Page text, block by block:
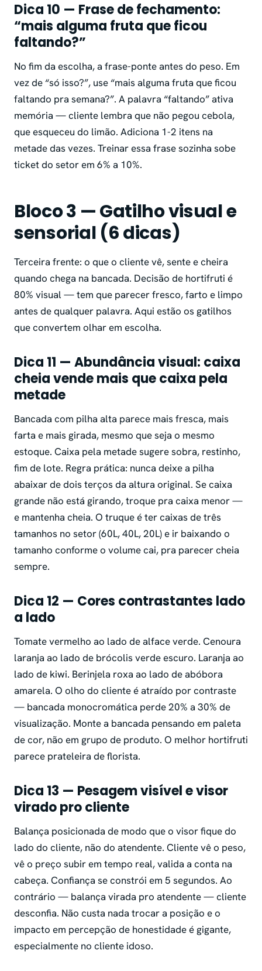
Dica 10 — Frase de fechamento:
“mais alguma fruta que ficou
faltando?”
No fim da escolha, a frase-ponte antes do peso. Em
vez de “só isso?”, use “mais alguma fruta que ficou
faltando pra semana?”. A palavra “faltando” ativa
memória — cliente lembra que não pegou cebola,
que esqueceu do limão. Adiciona 1-2 itens na
metade das vezes. Treinar essa frase sozinha sobe
ticket do setor em 6% a 10%.
Bloco 3 — Gatilho visual e
sensorial (6 dicas)
Terceira frente: o que o cliente vê, sente e cheira
quando chega na bancada. Decisão de hortifruti é
80% visual — tem que parecer fresco, farto e limpo
antes de qualquer palavra. Aqui estão os gatilhos
que convertem olhar em escolha.
Dica 11 — Abundância visual: caixa
cheia vende mais que caixa pela
metade
Bancada com pilha alta parece mais fresca, mais
farta e mais girada, mesmo que seja o mesmo
estoque. Caixa pela metade sugere sobra, restinho,
fim de lote. Regra prática: nunca deixe a pilha
abaixar de dois terços da altura original. Se caixa
grande não está girando, troque pra caixa menor —
e mantenha cheia. O truque é ter caixas de três
tamanhos no setor (60L, 40L, 20L) e ir baixando o
tamanho conforme o volume cai, pra parecer cheia
sempre.
Dica 12 — Cores contrastantes lado
a lado
Tomate vermelho ao lado de alface verde. Cenoura
laranja ao lado de brócolis verde escuro. Laranja ao
lado de kiwi. Berinjela roxa ao lado de abóbora
amarela. O olho do cliente é atraído por contraste
— bancada monocromática perde 20% a 30% de
visualização. Monte a bancada pensando em paleta
de cor, não em grupo de produto. O melhor hortifruti
parece prateleira de florista.
Dica 13 — Pesagem visível e visor
virado pro cliente
Balança posicionada de modo que o visor fique do
lado do cliente, não do atendente. Cliente vê o peso,
vê o preço subir em tempo real, valida a conta na
cabeça. Confiança se constrói em 5 segundos. Ao
contrário — balança virada pro atendente — cliente
desconfia. Não custa nada trocar a posição e o
impacto em percepção de honestidade é gigante,
especialmente no cliente idoso.